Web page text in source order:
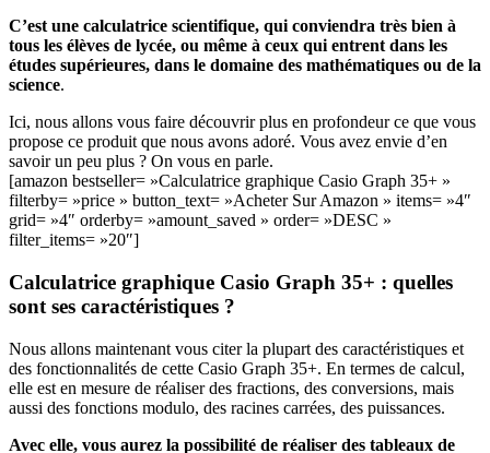
C’est une calculatrice scientifique, qui conviendra très bien à
tous les élèves de lycée, ou même à ceux qui entrent dans les
études supérieures, dans le domaine des mathématiques ou de la
science.
Ici, nous allons vous faire découvrir plus en profondeur ce que vous
propose ce produit que nous avons adoré. Vous avez envie d’en
savoir un peu plus ? On vous en parle.
[amazon bestseller= »Calculatrice graphique Casio Graph 35+ »
filterby= »price » button_text= »Acheter Sur Amazon » items= »4″
grid= »4″ orderby= »amount_saved » order= »DESC »
filter_items= »20″]
Calculatrice graphique Casio Graph 35+ : quelles
sont ses caractéristiques ?
Nous allons maintenant vous citer la plupart des caractéristiques et
des fonctionnalités de cette Casio Graph 35+. En termes de calcul,
elle est en mesure de réaliser des fractions, des conversions, mais
aussi des fonctions modulo, des racines carrées, des puissances.
Avec elle, vous aurez la possibilité de réaliser des tableaux de